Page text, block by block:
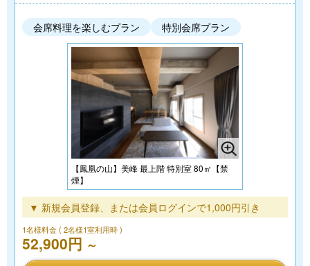
会席料理を楽しむプラン 特別会席プラン
【鳳凰の山】美峰 最上階 特別室 80㎡【禁
煙】
▼ 新規会員登録、または会員ログインで1,000円引き
1名様料金( 2名様1室利用時 )
52,900円 ～